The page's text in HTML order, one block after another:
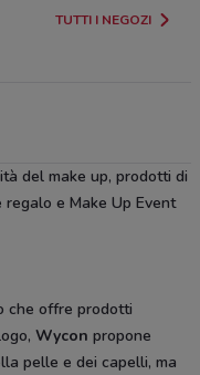
TUTTI I NEGOZI
del make up, prodotti di
e Make Up Event
che offre prodotti
Wycon propone
pelle e dei capelli, ma